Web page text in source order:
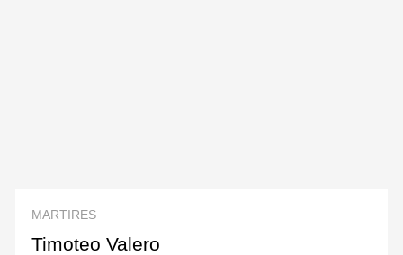
MARTIRES
Timoteo Valero